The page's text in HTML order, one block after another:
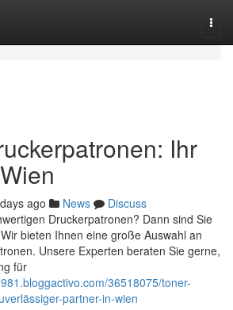
Ihr
ago News
Discuss
Druckerpatronen? Dann sind Sie
bieten Ihnen eine große Auswahl an
Unsere Experten beraten Sie gerne,
für
36518075/toner-
partner-in-wien